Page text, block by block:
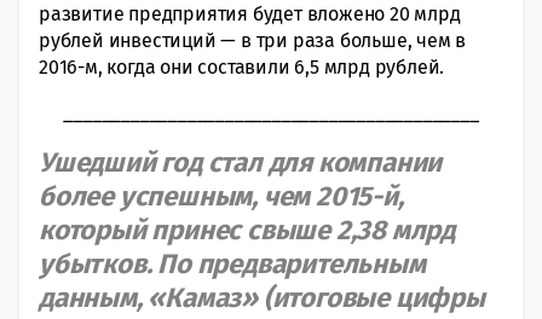
развитие предприятия будет вложено 20 млрд
рублей инвестиций — в три раза больше, чем в
2016-м, когда они составили 6,5 млрд рублей.
Ушедший год стал для компании
более успешным, чем 2015-й,
который принес свыше 2,38 млрд
убытков. По предварительным
данным, «Камаз» (итоговые цифры